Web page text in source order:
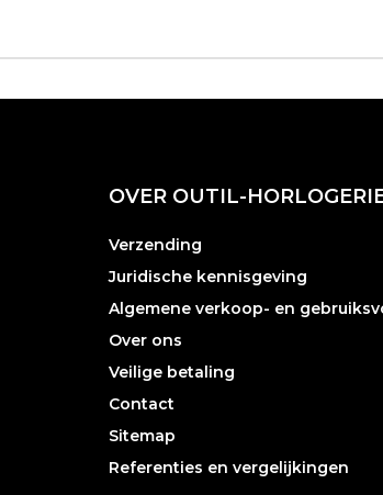
OVER OUTIL-
Verzending
Juridische kennisgeving
Algemene verkoop- en
Over ons
Veilige betaling
Contact
Sitemap
Referenties en vergelijkingen